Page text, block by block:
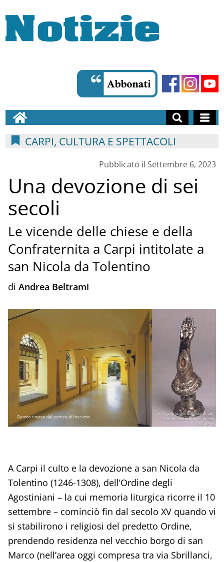
CARPI, CULTURA E SPETTACOLI
Pubblicato il Settembre 6, 2023
Una devozione di sei
secoli
Le vicende delle chiese e della
Confraternita a Carpi intitolate a
san Nicola da Tolentino
di Andrea Beltrami
A Carpi il culto e la devozione a san Nicola da
Tolentino (1246-1308), dell’Ordine degli
Agostiniani – la cui memoria liturgica ricorre il 10
settembre – cominciò fin dal secolo XV quando vi
si stabilirono i religiosi del predetto Ordine,
prendendo residenza nel vecchio borgo di san
Marco (nell’area oggi compresa tra via Sbrillanci,